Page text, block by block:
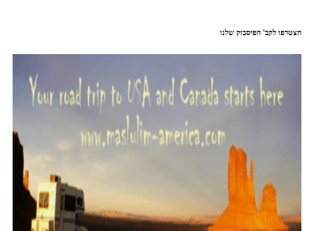
הצטרפו לקב' הפיסבוק שלנו